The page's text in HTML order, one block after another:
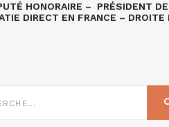
HONORAIRE – PRÉSIDENT DE
DIRECT EN FRANCE – DROITE